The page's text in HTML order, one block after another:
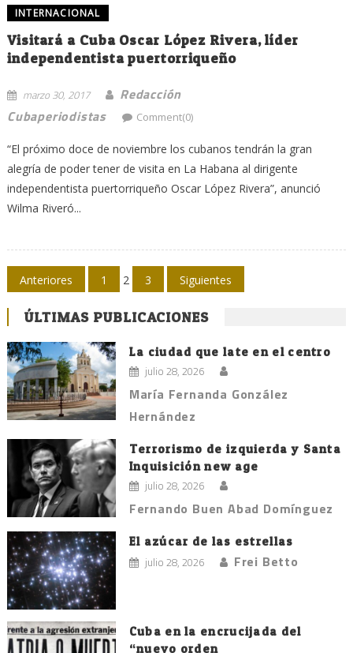
INTERNACIONAL
Visitará a Cuba Oscar López Rivera, líder
independentista puertorriqueño
marzo 30, 2017
Redacción
Cubaperiodistas
Comment(0)
“El próximo doce de noviembre los cubanos tendrán la gran
alegría de poder tener de visita en La Habana al dirigente
independentista puertorriqueño Oscar López Rivera”, anunció
Wilma Riveró...
Navegación
de
entradas
Anteriores 1 2 3 Siguientes
ÚLTIMAS PUBLICACIONES
La ciudad que late en el centro
julio 28, 2026
María Fernanda González
Hernández
Terrorismo de izquierda y Santa
Inquisición new age
julio 28, 2026
Fernando Buen Abad Domínguez
El azúcar de las estrellas
julio 28, 2026 Frei Betto
Cuba en la encrucijada del
“nuevo orden